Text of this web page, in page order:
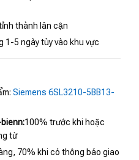
thành lân cận
5 ngày tùy vào khu vực
Siemens 6SL3210-5BB13-
100% trước khi hoặc
từ
70% khi có thông báo giao